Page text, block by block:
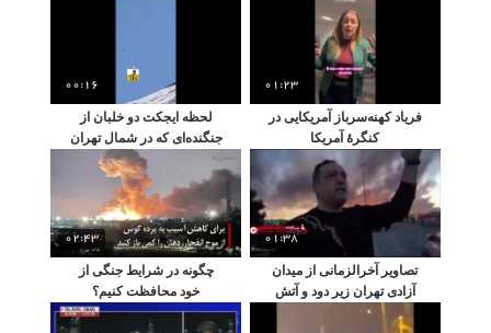
01:23
فریاد کهنه‌سرباز آمریکایی در
کنگرهٔ آمریکا
00:16
لحظه ایجکت دو خلبان از
جنگنده‌ای که در شمال تهران
منهدم شد
01:38
تصاویر آخرالزمانی از میدان
آزادی تهران زیر دود و آتش
02:43
چگونه در شرایط جنگی از
خود محافظت کنیم؟